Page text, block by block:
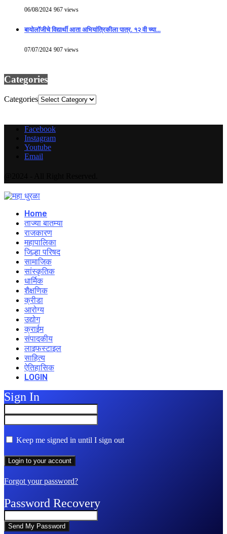
06/08/2024 967 views
बायोलॉजीचे विद्यार्थी आता अभियांत्रिकीला पात्र. १२ वी च्या...
07/07/2024 907 views
Categories
Categories
Facebook
Instagram
Youtube
Email
Home
ताज्या बातम्या
राजकारण
महापालिका
जिल्हा परिषद
सामाजिक
सांस्कृतिक
धार्मिक
शैक्षणिक
क्रीडा
आरोग्य
उद्योग
क्राईम
संपादकीय
लाइफस्टाइल
साहित्य
ऐतिहासिक
LOGIN
Sign In
Keep me signed in until I sign out
Forgot your password?
Password Recovery